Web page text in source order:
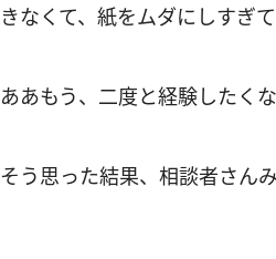
きなくて、紙をムダにしすぎ
ああもう、二度と経験したく
そう思った結果、相談者さん